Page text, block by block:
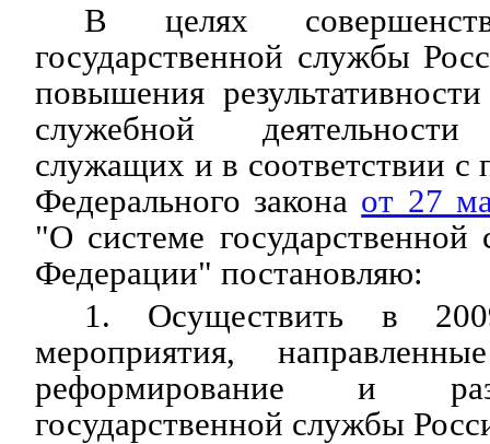
В целях
государственной службы
повышения
служебной деятельности
служащих и в соответствии с
Федерального закона от 27
"О системе
Федерации" постановляю:
1. Осуществить в
мероприятия,
реформирование и
государственной службы